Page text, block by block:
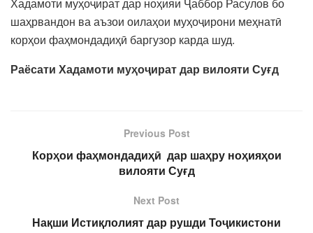
шаҳрвандон ва аъзои оилаҳои муҳоҷирони меҳнатӣ
корҳои фаҳмондадиҳӣ баргузор карда шуд.
Раёсати Хадамоти муҳоҷират дар вилояти Суғд
Previous Post
Корҳои фаҳмондадиҳӣ дар шаҳру ноҳияҳои
вилояти Суғд
Next Post
Нақши Истиқлолият дар рушди Тоҷикистони